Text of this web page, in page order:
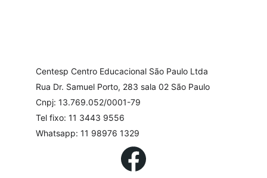
Centesp Centro Educacional São Paulo Ltda
Rua Dr. Samuel Porto, 283 sala 02 São Paulo
Cnpj: 13.769.052/0001-79
Tel fixo: 11 3443 9556
Whatsapp: 11 98976 1329